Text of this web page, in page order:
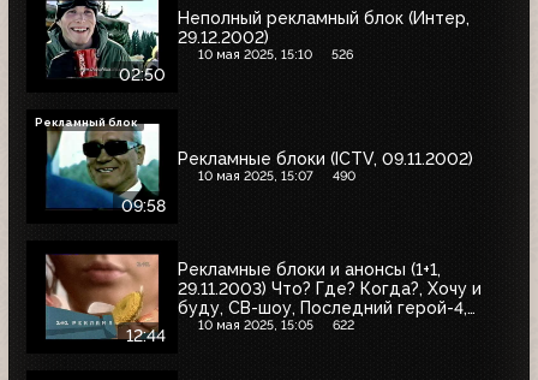
02:50
Неполный рекламный блок (Интер,
29.12.2002)
10 мая 2025, 15:10 526
09:58
Рекламные блоки (ICTV, 09.11.2002)
10 мая 2025, 15:07 490
Рекламный блок
12:44
Рекламные блоки и анонсы (1+1,
29.11.2003) Что? Где? Когда?, Хочу и
буду, СВ-шоу, Последний герой-4,
Женская логика, бой Винки Райта и
10 мая 2025, 15:05 622